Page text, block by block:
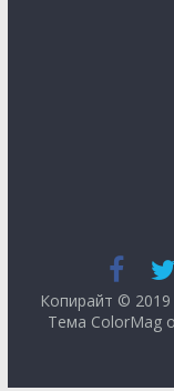
Копирайт © 2019
Тема ColorMag